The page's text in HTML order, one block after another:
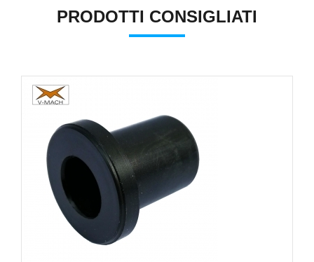
PRODOTTI CONSIGLIATI